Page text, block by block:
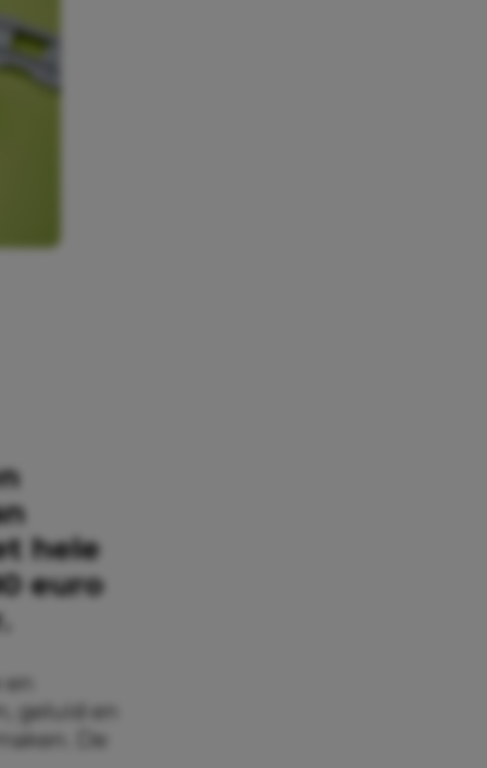
hele
euro
geluid en
De